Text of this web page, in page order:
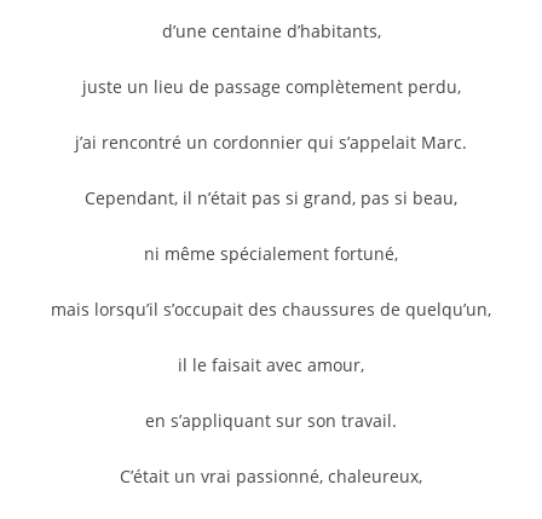
d’une centaine d’habitants,
juste un lieu de passage complètement perdu,
j’ai rencontré un cordonnier qui s’appelait Marc.
Cependant, il n’était pas si grand, pas si beau,
ni même spécialement fortuné,
mais lorsqu’il s’occupait des chaussures de quelqu’un,
il le faisait avec amour,
en s’appliquant sur son travail.
C’était un vrai passionné, chaleureux,